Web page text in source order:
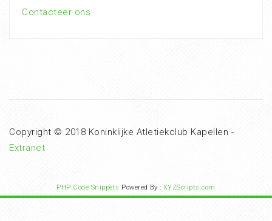
Contacteer ons
Copyright © 2018 Koninklijke Atletiekclub Kapellen -
Extranet
PHP Code Snippets Powered By : XYZScripts.com